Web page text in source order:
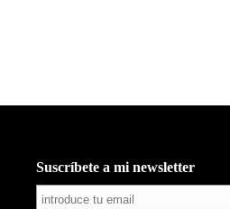
Suscríbete a mi newsletter